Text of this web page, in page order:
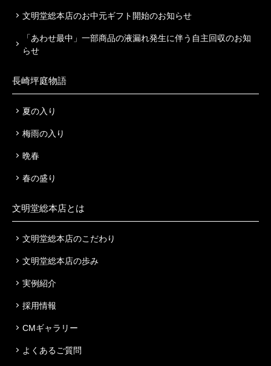
文明堂総本店のお中元ギフト開始のお知らせ
「あわせ最中」一部商品の液漏れ発生に伴う自主回収のお知
らせ
長崎坪庭物語
夏の入り
梅雨の入り
晩春
春の盛り
文明堂総本店とは
文明堂総本店のこだわり
文明堂総本店の歩み
実例紹介
採用情報
CMギャラリー
よくあるご質問